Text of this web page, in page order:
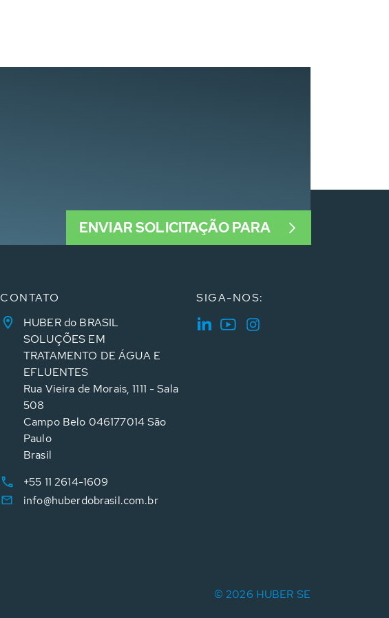
ENVIAR SOLICITAÇÃO PARA
CONTATO
HUBER do BRASIL
SOLUÇÕES EM
TRATAMENTO DE ÁGUA E
EFLUENTES
Rua Vieira de Morais, 1111 - Sala
508
Campo Belo 046177014 São
Paulo
Brasil
+55 11 2614-1609
info@huberdobrasil.com.br
SIGA-NOS:
© 2026 HUBER SE